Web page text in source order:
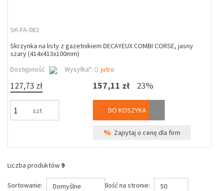
SK-FA-082
Skrzynka na listy z gazetnikiem DECAYEUX COMBI CORSE, jasny
szary (414x413x100mm)
Dostępność
Wysyłka*: jutro
127,73 zł
szt
157,11 zł 23%
DO KOSZYKA
% Zapytaj o cenę dla firm
Liczba produktów 9
Sortowanie: Domyślne Ilość na stronie: 50